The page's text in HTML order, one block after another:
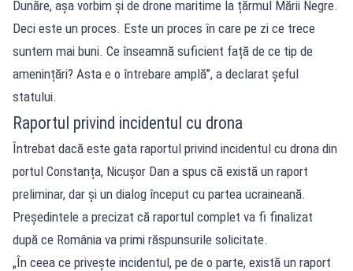
Dunăre, așa vorbim și de drone maritime la țărmul Mării Negre.
Deci este un proces. Este un proces în care pe zi ce trece
suntem mai buni. Ce înseamnă suficient față de ce tip de
amenințări? Asta e o întrebare amplă”, a declarat șeful
statului.
Raportul privind incidentul cu drona
Întrebat dacă este gata raportul privind incidentul cu drona din
portul Constanța, Nicușor Dan a spus că există un raport
preliminar, dar și un dialog început cu partea ucraineană.
Președintele a precizat că raportul complet va fi finalizat
după ce România va primi răspunsurile solicitate.
„În ceea ce privește incidentul, pe de o parte, există un raport